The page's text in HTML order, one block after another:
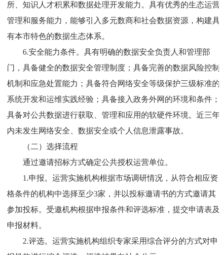
所、知识人才积累和数据处理开发能力。具有优秀的生态运营
管理和服务能力，能够引入多元数商和社会数据资源，构建具
有本市特色的数据生态体系。
6.安全能力条件。具有明确的数据安全负责人和管理部
门，具备健全的数据安全管理制度；具备完善的数据风险控制
机制和应急处置能力；具备符合网络安全等级保护三级标准的
系统开发和运维实践经验；具备接入政务外网的环境和条件；
具备对公共数据进行获取、管理和应用的软硬件环境。近三年
内未发生网络安全、数据安全或个人信息泄露事故。
（二）选择流程
通过邀请招标方式确定公共授权运营单位。
1.申报。运营实施机构根据市场调研情况，从符合相应资
格条件的机构中选择至少3家，并以投标邀请书的方式邀请其
参加投标。受邀机构根据申报条件和评选标准，提交申请表及
申报材料。
2.评选。运营实施机构组织专家采用综合评分的方式对申